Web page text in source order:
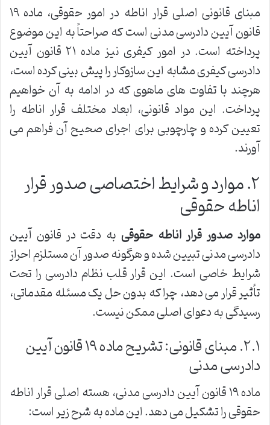
مبنای قانونی اصلی قرار اناطه در امور حقوقی، ماده ۱۹
قانون آیین دادرسی مدنی است که صراحتاً به این موضوع
پرداخته است. در امور کیفری نیز ماده ۲۱ قانون آیین
دادرسی کیفری مشابه این سازوکار را پیش بینی کرده است،
هرچند با تفاوت های ماهوی که در ادامه به آن خواهیم
پرداخت. این مواد قانونی، ابعاد مختلف قرار اناطه را
تعیین کرده و چارچوبی برای اجرای صحیح آن فراهم می
آورند.
۲. موارد و شرایط اختصاصی صدور قرار
اناطه حقوقی
موارد صدور قرار اناطه حقوقی به دقت در قانون آیین
دادرسی مدنی تبیین شده و هرگونه صدور آن مستلزم احراز
شرایط خاصی است. این قرار قلب نظام دادرسی را تحت
تأثیر قرار می دهد، چرا که بدون حل یک مسئله مقدماتی،
رسیدگی به دعوای اصلی ممکن نیست.
۲.۱. مبنای قانونی: تشریح ماده ۱۹ قانون آیین
دادرسی مدنی
ماده ۱۹ قانون آیین دادرسی مدنی، هسته اصلی قرار اناطه
حقوقی را تشکیل می دهد. این ماده به شرح زیر است: